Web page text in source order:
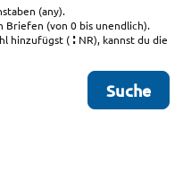
(any).
Briefen (von 0 bis unendlich).
hinzufügst (: NR), kannst du die